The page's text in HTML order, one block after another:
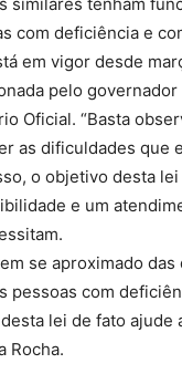
com deficiência e
em vigor desde
pelo
Oficial. “Basta
as dificuldades que
o objetivo desta
e um
se aproximado
pessoas com
lei de fato ajude
Rocha.